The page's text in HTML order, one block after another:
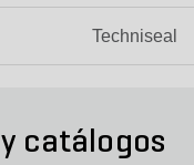
Techniseal
catálogos